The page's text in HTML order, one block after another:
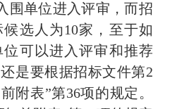
围单位进入评审，而招
选人为10家，至于如
可以进入评审和推荐
是要根据招标文件第2
附表”第36项的规定。